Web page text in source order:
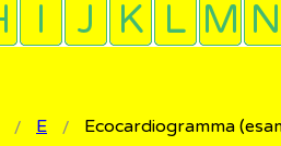
E Ecocardiogramma